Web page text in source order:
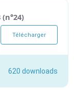
Télécharger
620 downloads